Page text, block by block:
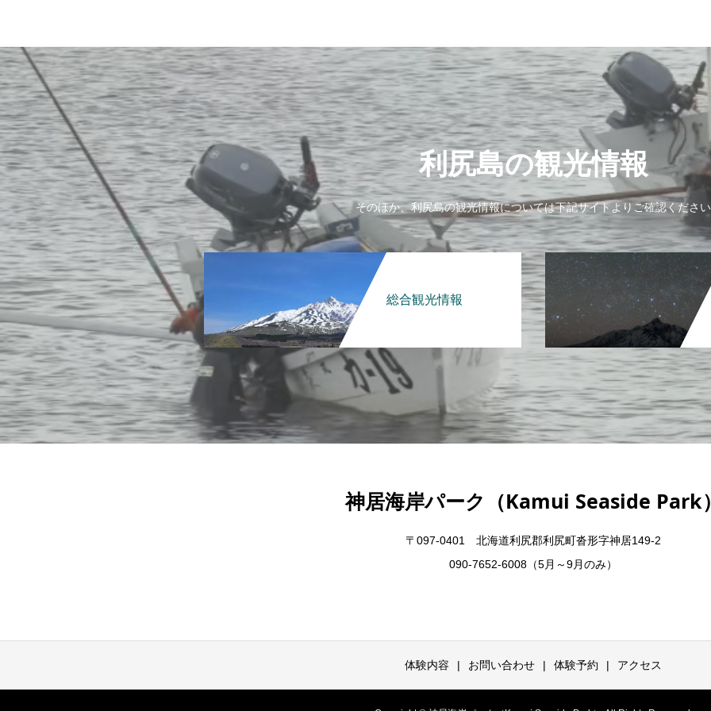
利尻島の観光情報
そのほか、利尻島の観光情報については下記サイトよりご確認ください
総合観光情報
神居海岸パーク（Kamui Seaside Park
〒097-0401 北海道利尻郡利尻町沓形字神居149-2
090-7652-6008（5月～9月のみ）
体験内容 お問い合わせ 体験予約 アクセス